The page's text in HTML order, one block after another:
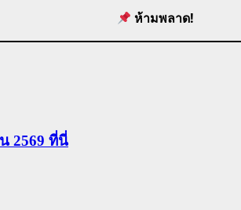
ห้ามพลาด!
2569 ที่นี่